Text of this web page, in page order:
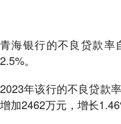
青海银行的不良贷款率
2.5%。
2023年该行的不良贷款
增加2462万元，增长